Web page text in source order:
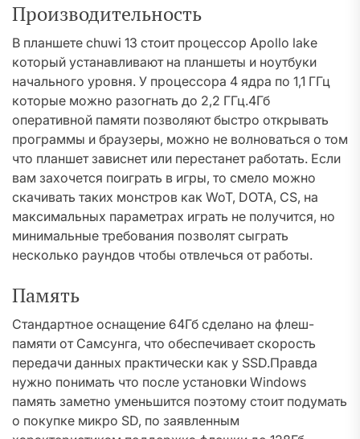
Производительность
В планшете chuwi 13 стоит процессор Apollo lake
который устанавливают на планшеты и ноутбуки
начального уровня. У процессора 4 ядра по 1,1 ГГц
которые можно разогнать до 2,2 ГГц.4Гб
оперативной памяти позволяют быстро открывать
программы и браузеры, можно не волноваться о том
что планшет зависнет или перестанет работать. Если
вам захочется поиграть в игры, то смело можно
скачивать таких монстров как WoT, DOTA, CS, на
максимальных параметрах играть не получится, но
минимальные требования позволят сыграть
несколько раундов чтобы отвлечься от работы.
Память
Стандартное оснащение 64Гб сделано на флеш-
памяти от Самсунга, что обеспечивает скорость
передачи данных практически как у SSD.Правда
нужно понимать что после установки Windows
память заметно уменьшится поэтому стоит подумать
о покупке микро SD, по заявленным